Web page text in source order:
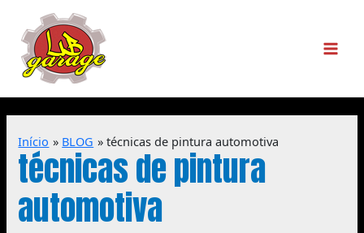
Início BLOG técnicas de pintura automotiva
técnicas de pintura
automotiva